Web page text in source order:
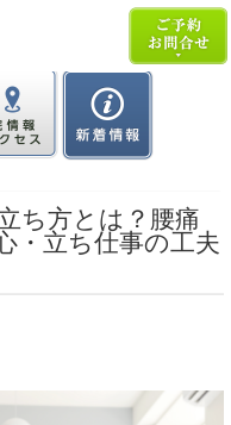
ち方とは？腰痛
・立ち仕事の工夫